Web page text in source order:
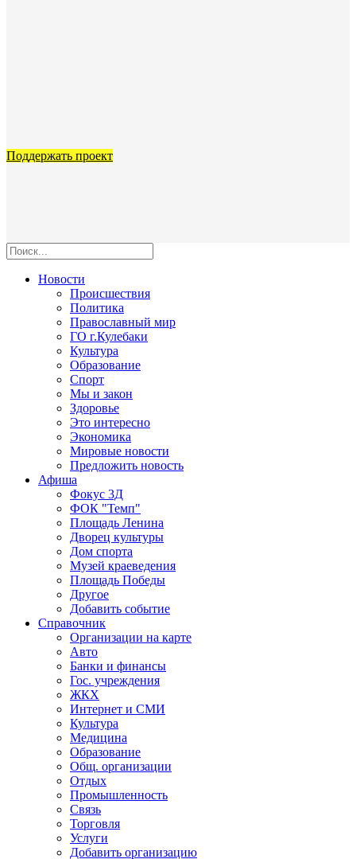
Поддержать проект
Новости
Происшествия
Политика
Православный мир
ГО г.Кулебаки
Культура
Образование
Спорт
Мы и закон
Здоровье
Это интересно
Экономика
Мировые новости
Предложить новость
Афиша
Фокус 3Д
ФОК "Темп"
Площадь Ленина
Дворец культуры
Дом спорта
Музей краеведения
Площадь Победы
Другое
Добавить событие
Справочник
Организации на карте
Авто
Банки и финансы
Гос. учреждения
ЖКХ
Интернет и СМИ
Культура
Медицина
Образование
Общ. организации
Отдых
Промышленность
Связь
Торговля
Услуги
Добавить организацию